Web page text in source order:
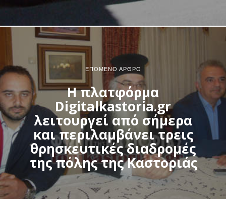
ΕΠΌΜΕΝΟ ΆΡΘΡΟ
Η πλατφόρμα
Digitalkastoria.gr
λειτουργεί από σήμερα
και περιλαμβάνει τρεις
θρησκευτικές διαδρομές
της πόλης της Καστοριάς